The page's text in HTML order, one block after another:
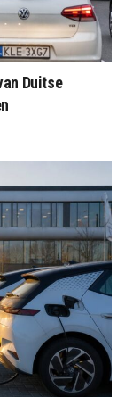
Duitse